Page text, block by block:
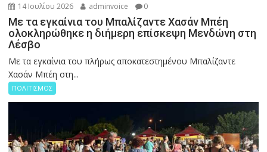
14 Ιουλίου 2026 adminvoice 0
Με τα εγκαίνια του Μπαλίζαντε Χασάν Μπέη
ολοκληρώθηκε η διήμερη επίσκεψη Μενδώνη στη
Λέσβο
Με τα εγκαίνια του πλήρως αποκατεστημένου Μπαλίζαντε
Χασάν Μπέη στη...
ΠΟΛΙΤΙΣΜΟΣ